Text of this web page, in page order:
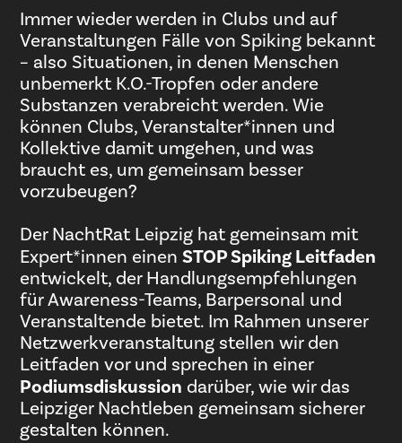
Immer wieder werden in Clubs und auf
Veranstaltungen Fälle von Spiking bekannt
– also Situationen, in denen Menschen
unbemerkt K.O.-Tropfen oder andere
Substanzen verabreicht werden. Wie
können Clubs, Veranstalter*innen und
Kollektive damit umgehen, und was
braucht es, um gemeinsam besser
vorzubeugen?
Der NachtRat Leipzig hat gemeinsam mit
Expert*innen einenSTOP Spiking Leitfaden
entwickelt, der Handlungsempfehlungen
für Awareness-Teams, Barpersonal und
Veranstaltende bietet. Im Rahmen unserer
Netzwerkveranstaltung stellen wir den
Leitfaden vor und sprechen in einer
Podiumsdiskussion darüber, wie wir das
Leipziger Nachtleben gemeinsam sicherer
gestalten können.